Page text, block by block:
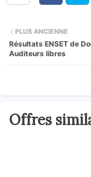
PLUS ANCIENNE
Résultats ENSET de
Auditeurs libres
Offres